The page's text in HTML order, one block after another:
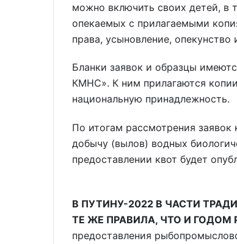
можно включить своих детей, в
опекаемых с прилагаемыми
права, усыновление, опекунство
Бланки заявок и образцы
КМНС». К ним прилагаются
национальную принадлежность.
По итогам рассмотрения
добычу (вылов) водных
предоставлении квот будет
В ПУТИНУ-2022 В ЧАСТИ
ТЕ ЖЕ ПРАВИЛА, ЧТО И ГОДОМ
предоставления